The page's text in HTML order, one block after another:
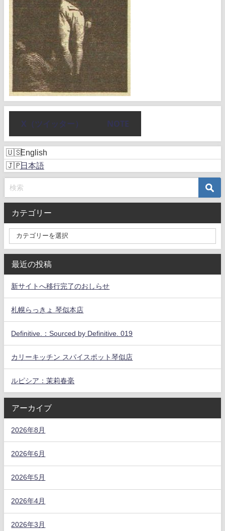
X（ツイッター） NOTE
English
日本語
カテゴリー
最近の投稿
新サイトへ移行完了のおしらせ
札幌らっきょ 琴似本店
Definitive.：Sourced by Definitive. 019
カリーキッチン スパイスポット琴似店
ルピシア：茉莉春毫
アーカイブ
2026年8月
2026年6月
2026年5月
2026年4月
2026年3月